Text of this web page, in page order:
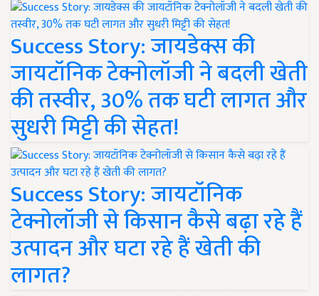
Success Story: जायडेक्स की
जायटॉनिक टेक्नोलॉजी ने बदली खेती
की तस्वीर, 30% तक घटी लागत और
सुधरी मिट्टी की सेहत!
Success Story: जायटॉनिक
टेक्नोलॉजी से किसान कैसे बढ़ा रहे हैं
उत्पादन और घटा रहे हैं खेती की
लागत?